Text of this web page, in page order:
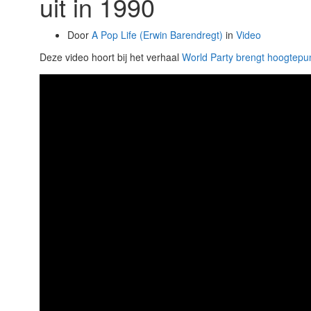
Door A Pop Life (Erwin Barendregt) in Video
Deze video hoort bij het verhaal World Party brengt